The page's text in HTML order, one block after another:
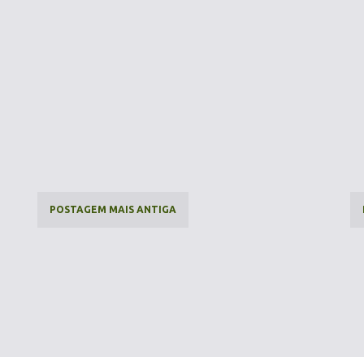
POSTAGEM MAIS ANTIGA